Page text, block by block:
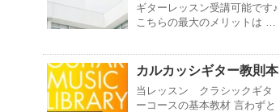
ギターレッスン受講可能です♪
こちらの最大のメリットは …
カルカッシギター教則本
当レッスン クラシックギタ
ーコースの基本教材 言わずと